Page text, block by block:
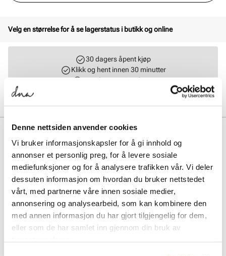
Denne nettsiden anvender cookies
Vi bruker informasjonskapsler for å gi innhold og
annonser et personlig preg, for å levere sosiale
mediefunksjoner og for å analysere trafikken vår. Vi deler
dessuten informasjon om hvordan du bruker nettstedet
vårt, med partnerne våre innen sosiale medier,
annonsering og analysearbeid, som kan kombinere den
med annen informasjon du har gjort tilgjengelig for dem,
eller som de har samlet inn gjennom din bruk av
Velg en størrelse for å se lagerstatus i butikk og online
30 dagers åpent kjøp
Klikk og hent innen 30 minutter
Hjemlevering 3-7 dager
BESKRIVELSE
Nike V5 RNR kombinerer retro Y2K-stil med moderne komfort, takket
være en chunky, men lett mellomsåle i skum og pustende mesh-
overdel med syntetiske detaljer. Den 3D-formede Swoosh-logoen og
metallic-elementene gir et stilfullt løft, mens den profilerte yttersålen
sørger for godt grep og stabilitet – perfekt for både hverdagsbruk og
aktivt tempo.
Art. nr.35757405